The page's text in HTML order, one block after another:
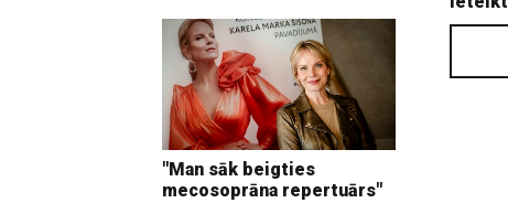
"Man sāk beigties
mecosoprāna repertuārs"